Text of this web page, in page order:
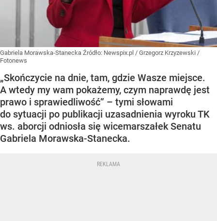
Gabriela Morawska-Stanecka Źródło: Newspix.pl / Grzegorz Krzyzewski /
Fotonews
„Skończycie na dnie, tam, gdzie Wasze miejsce.
A wtedy my wam pokażemy, czym naprawdę jest
prawo i sprawiedliwość” – tymi słowami
do sytuacji po publikacji uzasadnienia wyroku TK
ws. aborcji odniosła się wicemarszałek Senatu
Gabriela Morawska-Stanecka.